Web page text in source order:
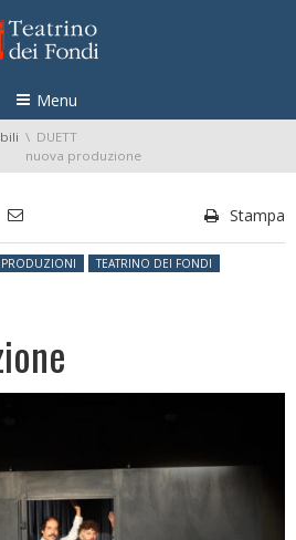
Menu
DUETT
nuova produzione
Stampa
PRODUZIONI TEATRINO DEI FONDI